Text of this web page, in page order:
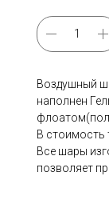
Воздушный
наполнен
В стоимость
Все шары
позволяет